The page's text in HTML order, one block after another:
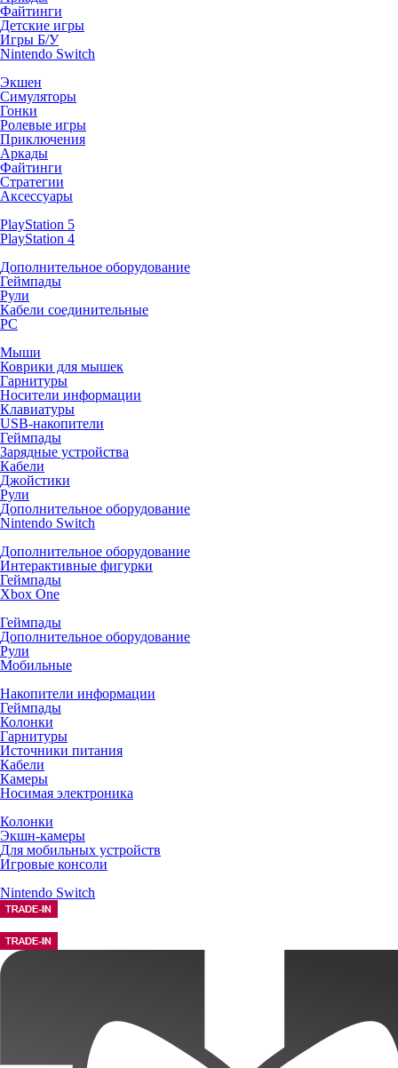
Файтинги
Детские игры
Игры Б/У
Nintendo Switch
Экшен
Симуляторы
Гонки
Ролевые игры
Приключения
Аркады
Файтинги
Стратегии
Аксессуары
PlayStation 5
PlayStation 4
Дополнительное оборудование
Геймпады
Рули
Кабели соединительные
PC
Мыши
Коврики для мышек
Гарнитуры
Носители информации
Клавиатуры
USB-накопители
Геймпады
Зарядные устройства
Кабели
Джойстики
Рули
Дополнительное оборудование
Nintendo Switch
Дополнительное оборудование
Интерактивные фигурки
Геймпады
Xbox One
Геймпады
Дополнительное оборудование
Рули
Мобильные
Накопители информации
Геймпады
Колонки
Гарнитуры
Источники питания
Кабели
Камеры
Носимая электроника
Колонки
Экшн-камеры
Для мобильных устройств
Игровые консоли
Nintendo Switch